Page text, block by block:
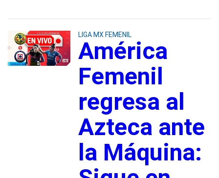
LIGA MX FEMENIL
América
Femenil
regresa al
Azteca ante
la Máquina: